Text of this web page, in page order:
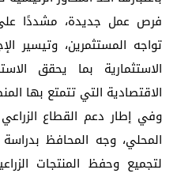
فرص عمل جديدة، مشددًا
تواجه المستثمرين، وتيسير
الاستثمارية بما يحقق
الاقتصادية التي تتمتع بها
وفي إطار دعم القطاع
المحلي، وجه المحافظ
لتجميع وحفظ المنتجات